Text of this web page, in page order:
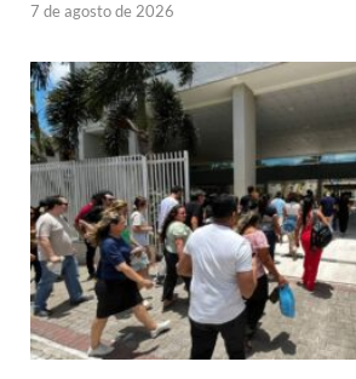
7 de agosto de 2026